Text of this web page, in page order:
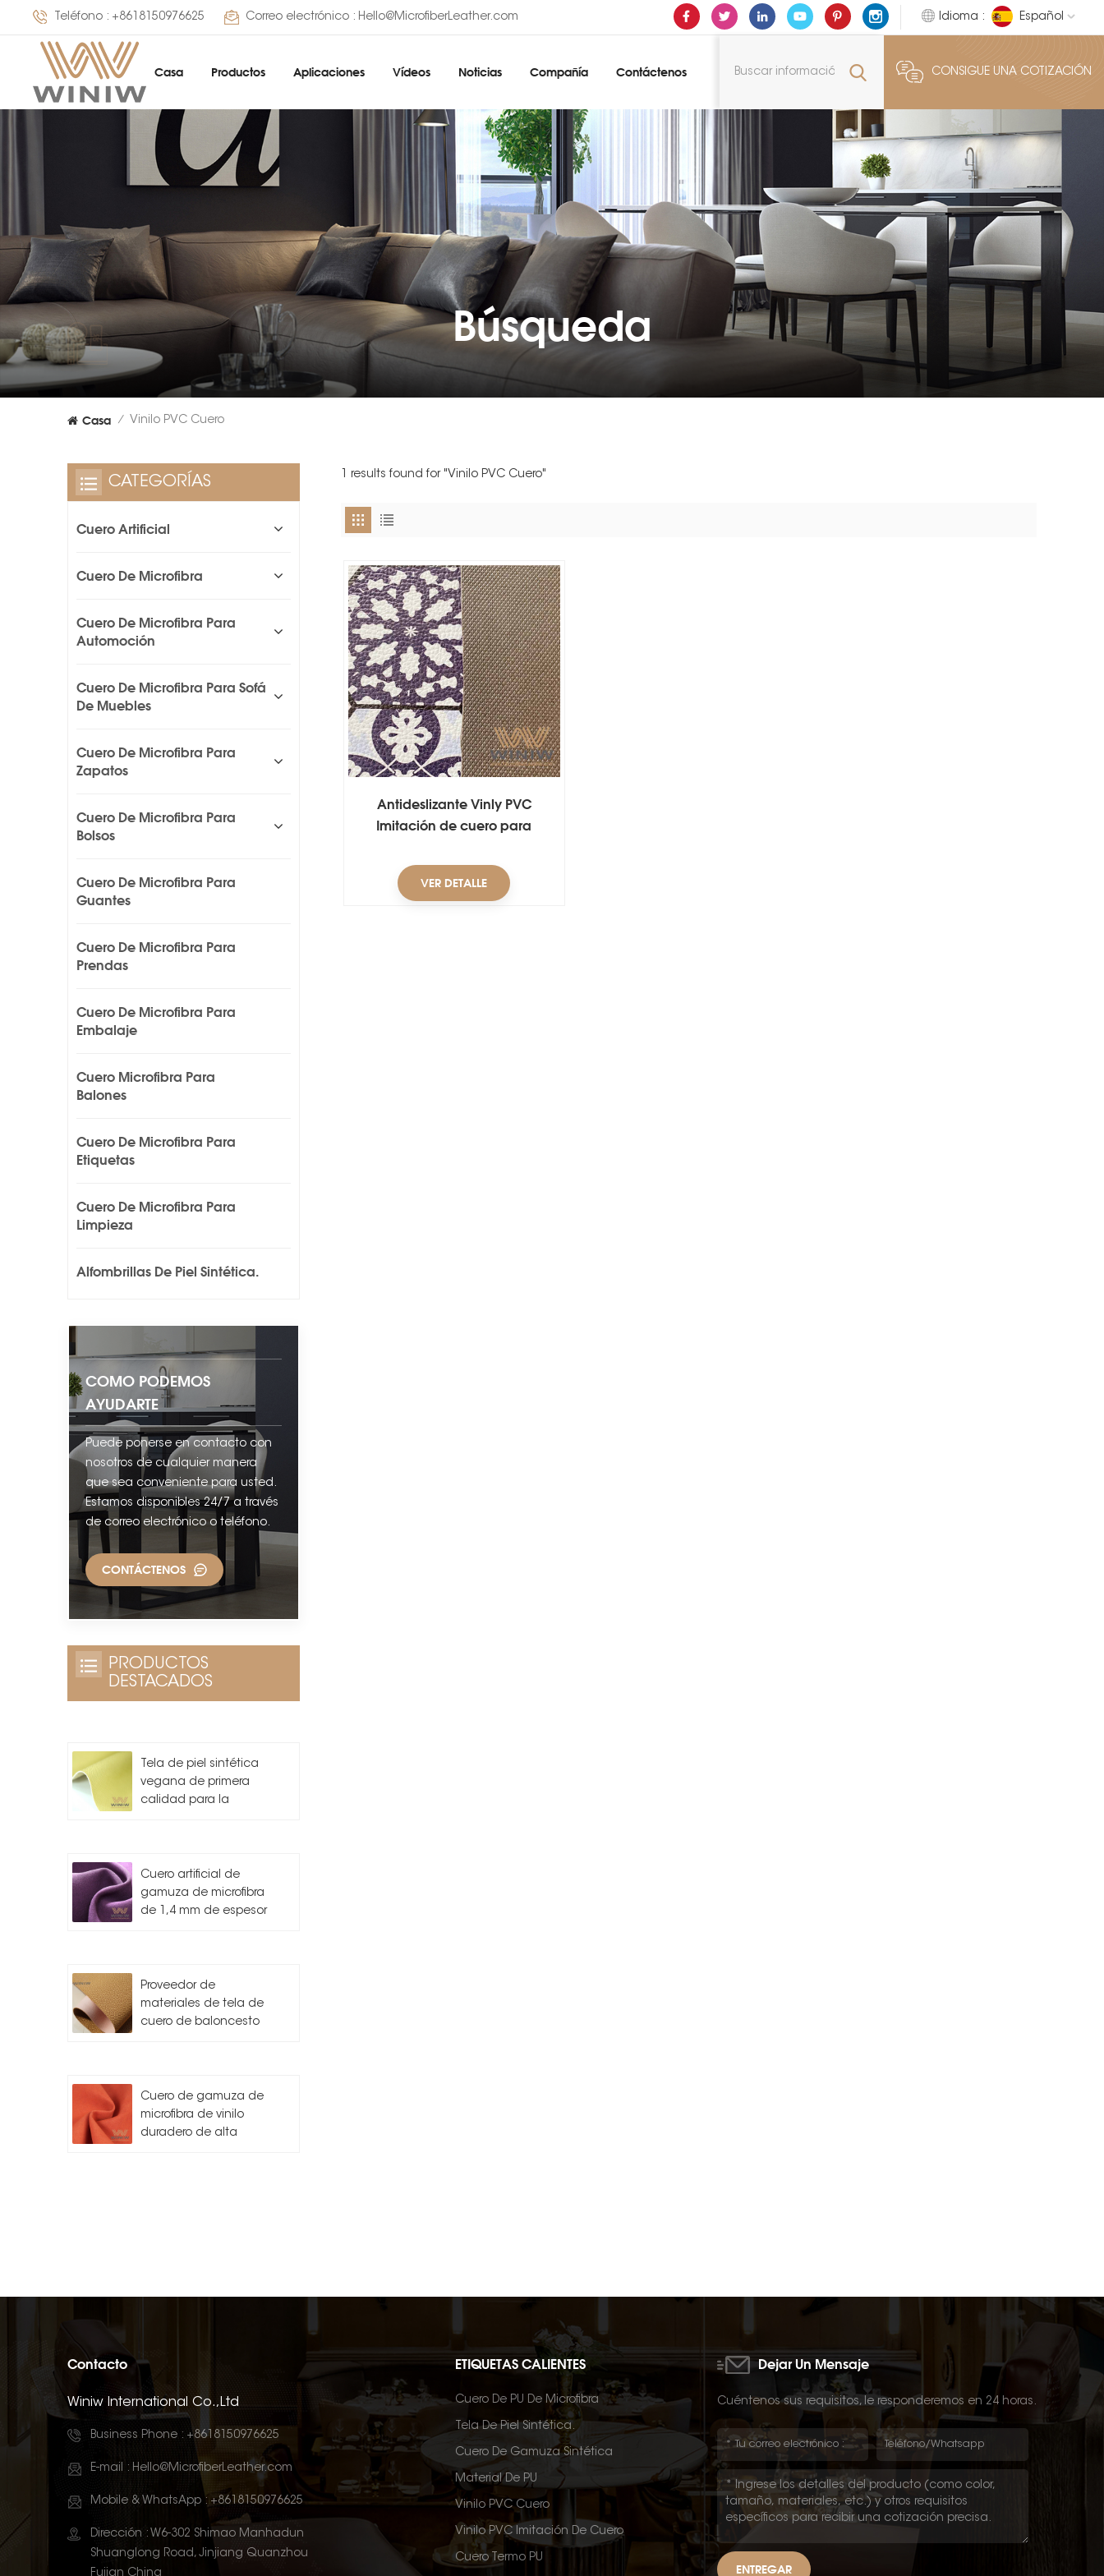
Teléfono : +8618150976625 Correo electrónico : Hello@MicrofiberLeather.com Idioma : Español
CONSIGUE UNA COTIZACIÓN
Casa Productos Aplicaciones Vídeos Noticias Compañía Contáctenos
Búsqueda
Casa / Vinilo PVC Cuero
1 results found for "Vinilo PVC Cuero"
Antideslizante Vinly PVC
Imitación de cuero para
VER DETALLE
CATEGORÍAS
Cuero Artificial
Cuero De Microfibra
Cuero De Microfibra Para
Automoción
Cuero De Microfibra Para Sofá
De Muebles
Cuero De Microfibra Para
Zapatos
Cuero De Microfibra Para
Bolsos
Cuero De Microfibra Para
Guantes
Cuero De Microfibra Para
Prendas
Cuero De Microfibra Para
Embalaje
Cuero Microfibra Para
Balones
Cuero De Microfibra Para
Etiquetas
Cuero De Microfibra Para
Limpieza
Alfombrillas De Piel Sintética.
COMO PODEMOS
AYUDARTE
Puede ponerse en contacto con
nosotros de cualquier manera
que sea conveniente para usted.
Estamos disponibles 24/7 a través
de correo electrónico o teléfono.
CONTÁCTENOS
PRODUCTOS
DESTACADOS
Tela de piel sintética
vegana de primera
calidad para la
Cuero artificial de
gamuza de microfibra
de 1,4 mm de espesor
Proveedor de
materiales de tela de
cuero de baloncesto
Cuero de gamuza de
microfibra de vinilo
duradero de alta
Contacto
Winiw International Co.,Ltd
Business Phone : +8618150976625
E-mail : Hello@MicrofiberLeather.com
Mobile & WhatsApp : +8618150976625
Dirección : W6-302 Shimao Manhadun
Shuanglong Road, Jinjiang Quanzhou
Fujian China
ETIQUETAS CALIENTES
Cuero De PU De Microfibra
Tela De Piel Sintética.
Cuero De Gamuza Sintética
Material De PU
Vinilo PVC Cuero
Vinilo PVC Imitación De Cuero
Cuero Termo PU
Dejar Un Mensaje
Cuéntenos sus requisitos, le responderemos en 24 horas.